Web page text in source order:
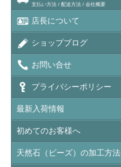
支払い方法 / 配送方法 / 会社概要
店長について
ショップブログ
お問い合せ
プライバシーポリシー
最新入荷情報
初めてのお客様へ
天然石（ビーズ）の加工方法